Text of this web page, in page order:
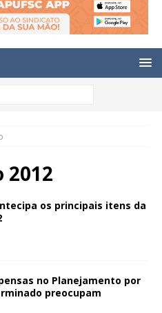
os principais itens da
no Planejamento por
preocupam